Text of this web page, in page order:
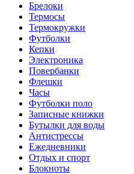
Брелоки
Термосы
Термокружки
Футболки
Кепки
Электроника
Повербанки
Флешки
Часы
Футболки поло
Записные книжки
Бутылки для воды
Антистрессы
Ежедневники
Отдых и спорт
Блокноты